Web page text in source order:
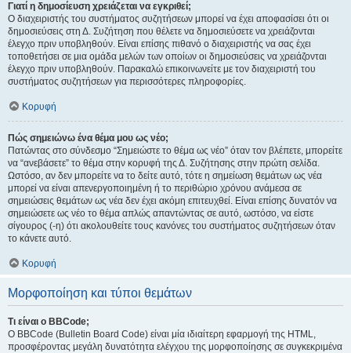
Γιατί η δημοσίευση χρειάζεται να εγκριθεί;
Ο διαχειριστής του συστήματος συζητήσεων μπορεί να έχει αποφασίσει ότι οι
δημοσιεύσεις στη Δ. Συζήτηση που θέλετε να δημοσιεύσετε να χρειάζονται
έλεγχο πριν υποβληθούν. Είναι επίσης πιθανό ο διαχειριστής να σας έχει
τοποθετήσει σε μια ομάδα μελών των οποίων οι δημοσιεύσεις να χρειάζονται
έλεγχο πριν υποβληθούν. Παρακαλώ επικοινωνείτε με τον διαχειριστή του
συστήματος συζητήσεων για περισσότερες πληροφορίες.
Κορυφή
Πώς σημειώνω ένα θέμα μου ως νέο;
Πατώντας στο σύνδεσμο “Σημειώστε το θέμα ως νέο” όταν τον βλέπετε, μπορείτε
να “ανεβάσετε” το θέμα στην κορυφή της Δ. Συζήτησης στην πρώτη σελίδα.
Ωστόσο, αν δεν μπορείτε να το δείτε αυτό, τότε η σημείωση θεμάτων ως νέα
μπορεί να είναι απενεργοποιημένη ή το περιθώριο χρόνου ανάμεσα σε
σημειώσεις θεμάτων ως νέα δεν έχει ακόμη επιτευχθεί. Είναι επίσης δυνατόν να
σημειώσετε ως νέο το θέμα απλώς απαντώντας σε αυτό, ωστόσο, να είστε
σίγουρος (-η) ότι ακολουθείτε τους κανόνες του συστήματος συζητήσεων όταν
το κάνετε αυτό.
Κορυφή
Μορφοποίηση και τύποι θεμάτων
Τι είναι ο BBCode;
Ο BBCode (Bulletin Board Code) είναι μία ιδιαίτερη εφαρμογή της HTML,
προσφέροντας μεγάλη δυνατότητα ελέγχου της μορφοποίησης σε συγκεκριμένα